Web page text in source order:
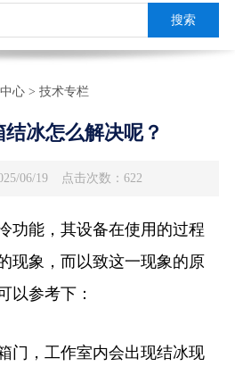
心> 技术专栏
冰怎么解决呢？
06/19 点击次数：622
功能，其设备在使用的过程
现象，而以致这一现象的原
以参考下：
门，工作室内会出现结冰现